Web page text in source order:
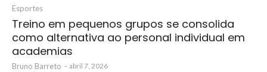
Esportes
Treino em pequenos grupos se consolida
como alternativa ao personal individual em
academias
Bruno Barreto - abril 7, 2026